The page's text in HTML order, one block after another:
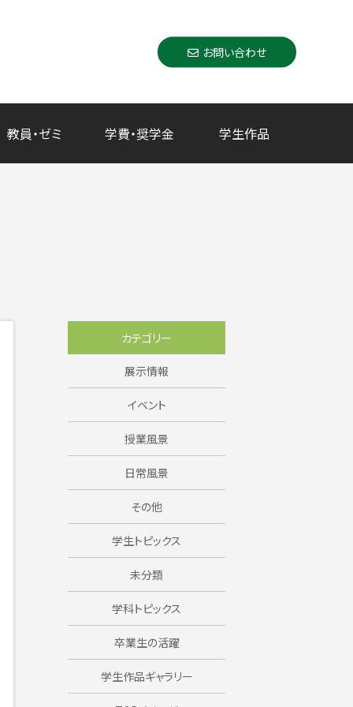
お問い合わせ
教員・ゼミ 学費・奨学金 学生作品
カテゴリー
展示情報
イベント
授業風景
日常風景
その他
学生トピックス
未分類
学科トピックス
卒業生の活躍
学生作品ギャラリー